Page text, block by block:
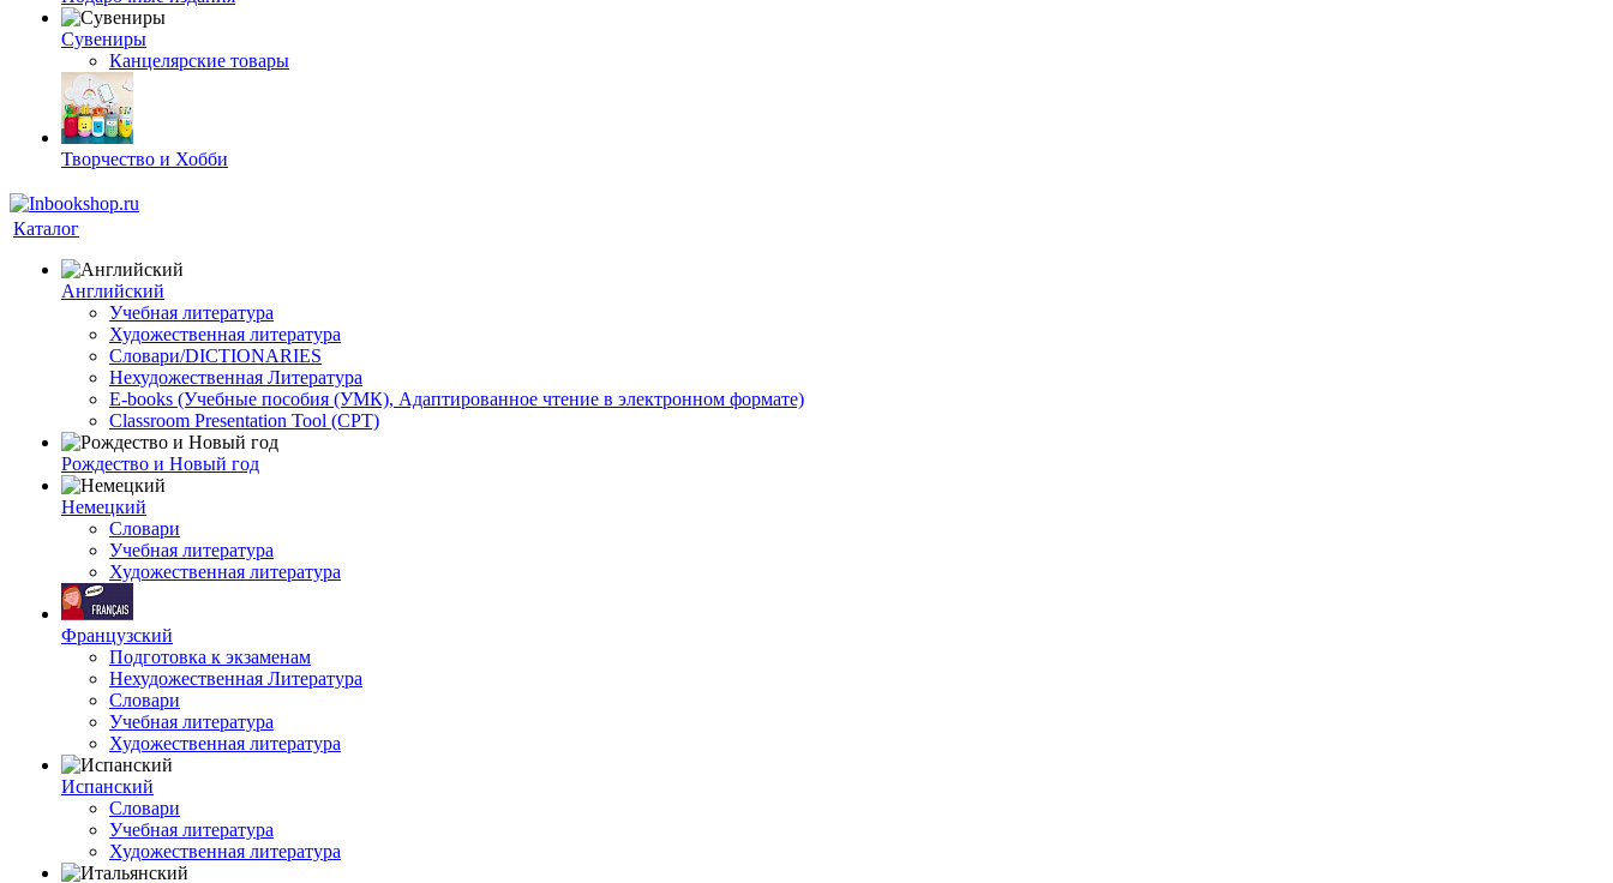
Сувениры
Канцелярские товары
Творчество и Хобби
Каталог
Английский
Учебная литература
Художественная литература
Словари/DICTIONARIES
Нехудожественная Литература
E-books (Учебные пособия (УМК), Адаптированное чтение в электронном формате)
Classroom Presentation Tool (CPT)
Рождество и Новый год
Немецкий
Словари
Учебная литература
Художественная литература
Французский
Подготовка к экзаменам
Нехудожественная Литература
Словари
Учебная литература
Художественная литература
Испанский
Словари
Учебная литература
Художественная литература